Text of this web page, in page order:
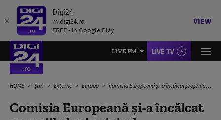
Digi24
m.digi24.ro
FREE - In Google Play
VIEW
LIVE FM LIVE TV
HOME Știri Externe Europa Comisia Europeană și-a încălcat propriile legi privind confidențialitatea datelor. În premieră, a fost amendată
Comisia Europeană și-a încălcat